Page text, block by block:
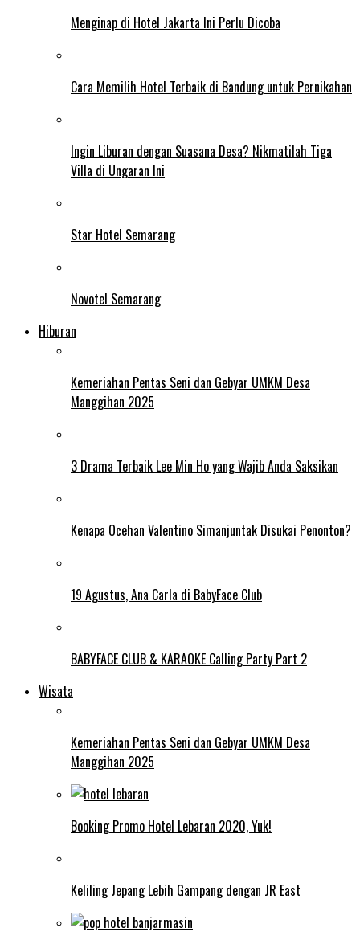
Menginap di Hotel Jakarta Ini Perlu Dicoba
Cara Memilih Hotel Terbaik di Bandung untuk Pernikahan
Ingin Liburan dengan Suasana Desa? Nikmatilah Tiga
Villa di Ungaran Ini
Star Hotel Semarang
Novotel Semarang
Hiburan
Kemeriahan Pentas Seni dan Gebyar UMKM Desa
Manggihan 2025
3 Drama Terbaik Lee Min Ho yang Wajib Anda Saksikan
Kenapa Ocehan Valentino Simanjuntak Disukai Penonton?
19 Agustus, Ana Carla di BabyFace Club
BABYFACE CLUB & KARAOKE Calling Party Part 2
Wisata
Kemeriahan Pentas Seni dan Gebyar UMKM Desa
Manggihan 2025
Booking Promo Hotel Lebaran 2020, Yuk!
Keliling Jepang Lebih Gampang dengan JR East